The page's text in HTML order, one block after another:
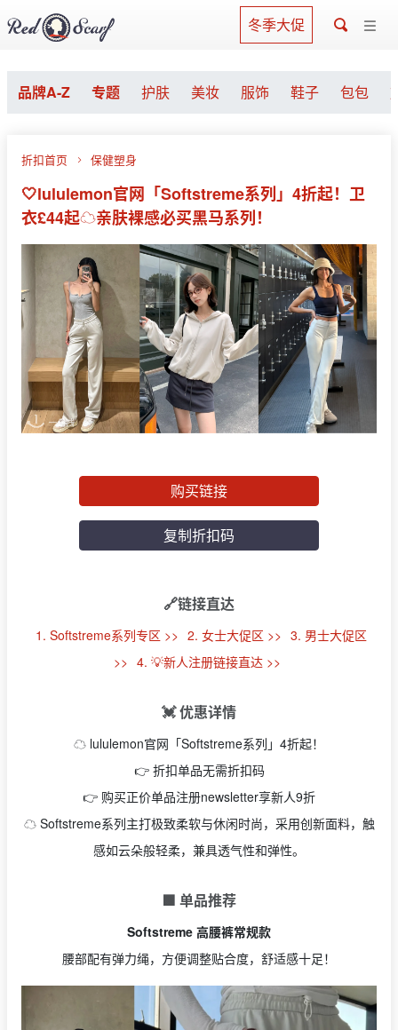
冬季大促
品牌A-Z 专题 护肤 美妆 服饰 鞋子 包包
折扣首页 保健塑身
🤍lululemon官网「Softstreme系列」4折起！卫
衣£44起☁️亲肤裸感必买黑马系列！
购买链接
复制折扣码
🔗链接直达
1. Softstreme系列专区 >> 2. 女士大促区 >> 3. 男士大促区
>> 4. 💡新人注册链接直达 >>
💓 优惠详情
☁️ lululemon官网「Softstreme系列」4折起！
👉 折扣单品无需折扣码
👉 购买正价单品注册newsletter享新人9折
☁️ Softstreme系列主打极致柔软与休闲时尚，采用创新面料，触
感如云朵般轻柔，兼具透气性和弹性。
🟩 单品推荐
Softstreme 高腰裤常规款
腰部配有弹力绳，方便调整贴合度，舒适感十足！